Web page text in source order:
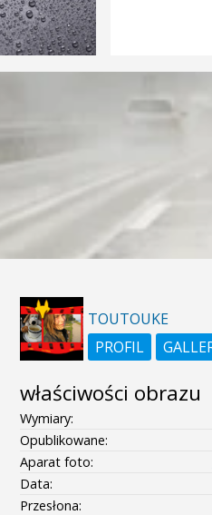
TOUTOUKE
PROFIL
właściwości obrazu
Wymiary:
Opublikowane:
Aparat foto:
Data:
Przesłona: